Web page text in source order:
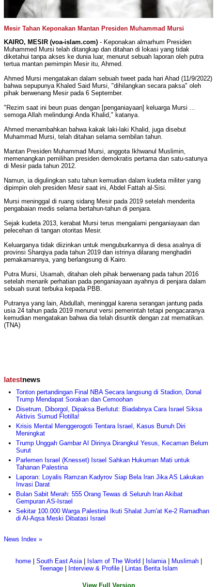
Mesir Tahan Keponakan Mantan Presiden Muhammad Mursi
KAIRO, MESIR (voa-islam.com) - Keponakan almarhum Presiden
Muhammed Mursi telah ditangkap dan ditahan di lokasi yang tidak
diketahui tanpa akses ke dunia luar, menurut sebuah laporan oleh putra
tertua mantan pemimpin Mesir itu, Ahmed.
Ahmed Mursi mengatakan dalam sebuah tweet pada hari Ahad (11/9/2022)
bahwa sepupunya Khaled Said Mursi, "dihilangkan secara paksa" oleh
pihak berwenang Mesir pada 6 September.
"Rezim saat ini beun puas dengan [penganiayaan] keluarga Mursi ...
semoga Allah melindungi Anda Khalid," katanya.
Ahmed menambahkan bahwa kakak laki-laki Khalid, juga disebut
Muhammad Mursi, telah ditahan selama sembilan tahun.
Mantan Presiden Muhammad Mursi, anggota Ikhwanul Muslimin,
memenangkan pemilihan presiden demokratis pertama dan satu-satunya
di Mesir pada tahun 2012.
Namun, ia digulingkan satu tahun kemudian dalam kudeta militer yang
dipimpin oleh presiden Mesir saat ini, Abdel Fattah al-Sisi.
Mursi meninggal di ruang sidang Mesir pada 2019 setelah menderita
pengabaian medis selama bertahun-tahun di penjara.
Sejak kudeta 2013, kerabat Mursi terus mengalami penganiayaan dan
pelecehan di tangan otoritas Mesir.
Keluarganya tidak diizinkan untuk menguburkannya di desa asalnya di
provinsi Sharqiya pada tahun 2019 dan istrinya dilarang menghadiri
pemakamannya, yang berlangsung di Kairo.
Putra Mursi, Usamah, ditahan oleh pihak berwenang pada tahun 2016
setelah menarik perhatian pada penganiayaan ayahnya di penjara dalam
sebuah surat terbuka kepada PBB.
Putranya yang lain, Abdullah, meninggal karena serangan jantung pada
usia 24 tahun pada 2019 menurut versi pemerintah tetapi pengacaranya
kemudian mengatakan bahwa dia telah disuntik dengan zat mematikan.
(TNA)
latestnews
Tonton pertandingan Final NBA Secara langsung di Stadion, Donal
Trump Mendapat Sorakan dan Cemoohan
Disetrum, Diborgol, Dipaksa Berlutut: Biadabnya Cara Israel Siksa
Aktivis Sumud Flotilla!
Krisis Mental Menggerogoti Tentara Israel, Kasus Bunuh Diri
Meningkat
Trump Unggah Gambar AI Dirinya Dirangkul Yesus, Kecaman Belum
Surut
Parlemen Israel (Knesset) Israel Sahkan Hukuman Mati untuk
Tahanan Palestina
Laporan: Loyalis Ramzan Kadyrov Siap Bela Iran Jika AS Lakukan
Invasi Darat
Bulan Sabit Merah: 555 Orang Tewas di Seluruh Iran Akibat
Gempuran AS-Israel
Sekitar 100.000 Warga Palestina Ikuti Shalat Jum'at Ke-2 Ramadhan
di Al-Aqsa Meski Dibatasi Israel
News Index »
home| South East Asia| Islam of The World Islamia| Muslimah|
Teenage
Interview & Profile Lintas Berita Islam
View Full Version